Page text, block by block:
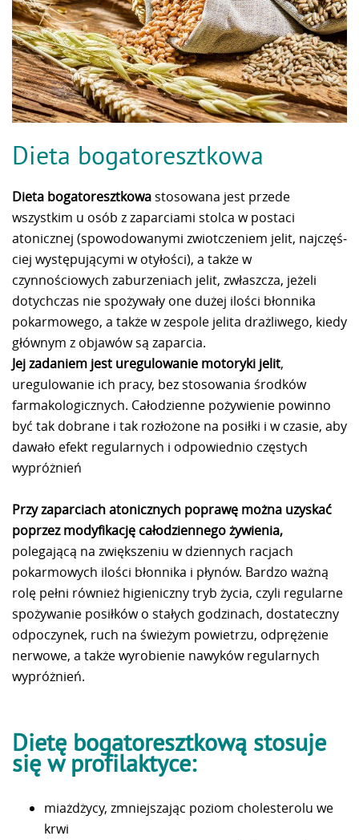
Dieta bogatoresztkowa
Dieta bogatoresztkowastosowana jest przede
wszystkim u osób z zaparciami stolca w postaci
atonicznej (spowodowanymi zwiotczeniem jelit, najczęś­
ciej występującymi w otyłości), a także w
czynnościowych zaburzeniach jelit, zwłaszcza, jeżeli
dotychczas nie spożywały one dużej ilości błonnika
pokarmowego, a także w zespole jelita drażliwego, kiedy
głównym z objawów są zaparcia.
Jej zadaniem jest uregulowanie motoryki jelit,
uregulowanie ich pracy, bez stosowania środków
farmakologicznych. Całodzienne pożywienie powinno
być tak dobrane i tak rozłożone na posiłki i w czasie, aby
dawało efekt regularnych i odpowiednio częstych
wypróżnień
Przy zaparciach atonicznych poprawę można uzyskać
poprzez modyfikację całodziennego żywienia,
polegającą na zwiększeniu w dziennych racjach
pokarmowych ilości błonnika i płynów. Bardzo ważną
rolę pełni również higieniczny tryb życia, czyli regularne
spożywanie posiłków o stałych godzinach, dostateczny
odpoczynek, ruch na świeżym powietrzu, odprężenie
nerwowe, a także wyrobienie nawyków regularnych
wypróżnień.
Dietę bogatoresztkową stosuje
się w profilaktyce:
miażdżycy, zmniejszając poziom cholesterolu we
krwi